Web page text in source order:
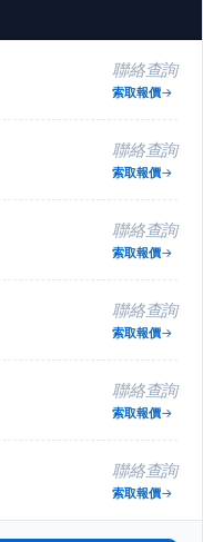
聯絡查詢
索取報價
聯絡查詢
索取報價
聯絡查詢
索取報價
聯絡查詢
索取報價
聯絡查詢
索取報價
聯絡查詢
索取報價